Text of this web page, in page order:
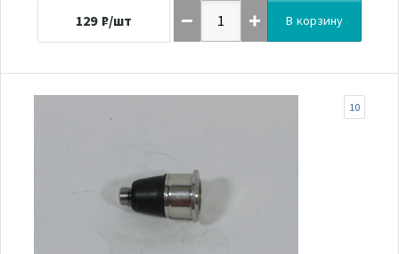
129 ₽/шт В корзину
10